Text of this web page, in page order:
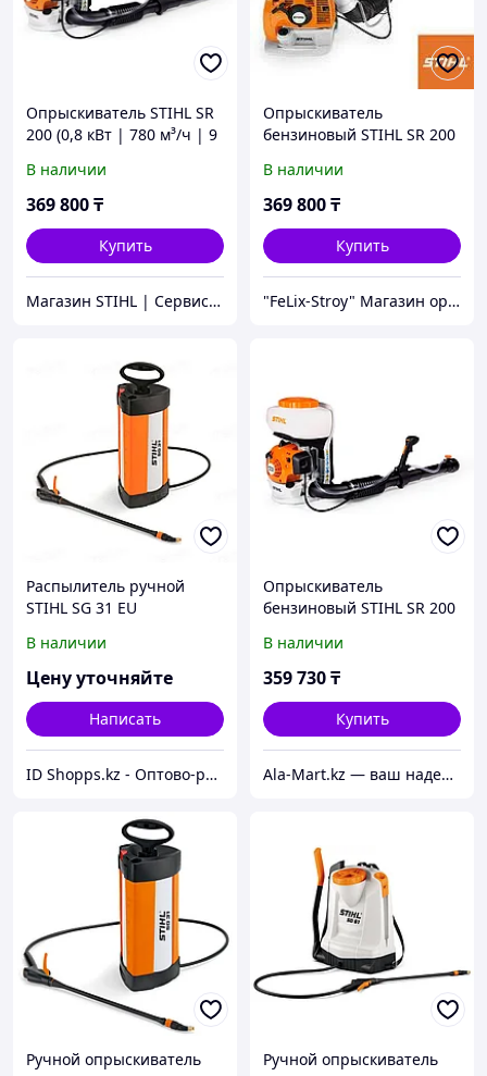
Опрыскиватель STIHL SR
200 (0,8 кВт | 780 м³/ч | 9
В наличии
369 800₸
Купить
Магазин STIHL | Сервисный Центр ШТИЛЬ
Опрыскиватель
бензиновый STIHL SR 200
ёмкость бака 10 л.
дальность действия 9 м.
В наличии
369 800₸
Купить
"FeLix-Stroy" Магазин оригинального оборудования
Распылитель ручной
STIHL SG 31 EU
В наличии
Цену уточняйте
Написать
ID Shopps.kz - Оптово-розничный Склад
Опрыскиватель
бензиновый STIHL SR 200
В наличии
359 730₸
Купить
Ala-Mart.kz — ваш надежный партнер в мире качественных товаров.
Ручной опрыскиватель
Ручной опрыскиватель